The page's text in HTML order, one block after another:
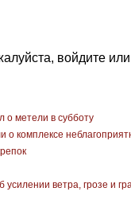
войдите или
о метели в субботу
комплексе
ветра, грозе и